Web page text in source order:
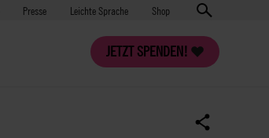
Presse
Presse Leichte Sprache Shop
JETZT SPENDEN!